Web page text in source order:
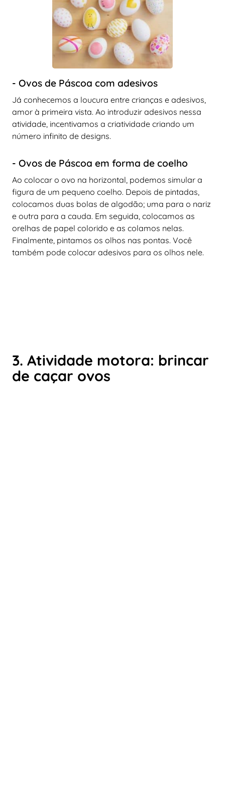
- Ovos de Páscoa com adesivos
Já conhecemos a loucura entre crianças e adesivos,
amor à primeira vista. Ao introduzir adesivos nessa
atividade, incentivamos a criatividade criando um
número infinito de designs.
- Ovos de Páscoa em forma de coelho
Ao colocar o ovo na horizontal, podemos simular a
figura de um pequeno coelho. Depois de pintadas,
colocamos duas bolas de algodão; uma para o nariz
e outra para a cauda. Em seguida, colocamos as
orelhas de papel colorido e as colamos nelas.
Finalmente, pintamos os olhos nas pontas. Você
também pode colocar adesivos para os olhos nele.
3. Atividade motora: brincar
de caçar ovos